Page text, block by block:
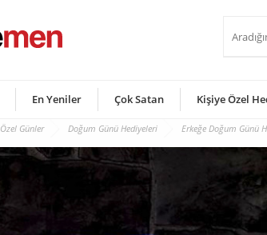
En Yeniler Çok Satan Kişiye Özel
Özel Günler Doğum Günü Hediyeleri Erkeğe Doğum Günü